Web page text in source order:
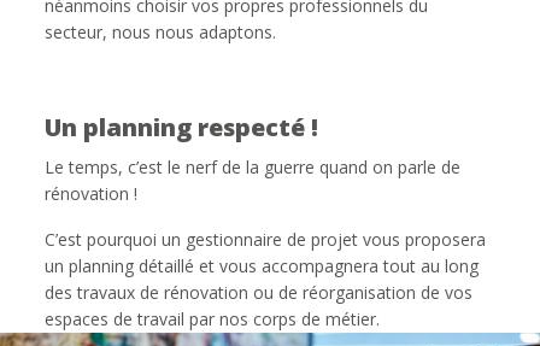
néanmoins choisir vos propres professionnels du
secteur, nous nous adaptons.
Un planning respecté !
Le temps, c’est le nerf de la guerre quand on parle de
rénovation !
C’est pourquoi un gestionnaire de projet vous proposera
un planning détaillé et vous accompagnera tout au long
des travaux de rénovation ou de réorganisation de vos
espaces de travail par nos corps de métier.